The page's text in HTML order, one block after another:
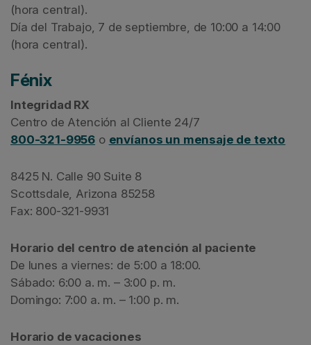
(hora central).
Día del Trabajo, 7 de septiembre, de 10:00 a 14:00
(hora central).
Fénix
Integridad RX
Centro de Atención al Cliente 24/7
800-321-9956 o envíanos un mensaje de texto
8425 N. Calle 90 Suite 8
Scottsdale, Arizona 85258
Fax: 800-321-9931
Horario del centro de atención al paciente
De lunes a viernes: de 5:00 a 18:00.
Sábado: 6:00 a. m. – 3:00 p. m.
Domingo: 7:00 a. m. – 1:00 p. m.
Horario de vacaciones